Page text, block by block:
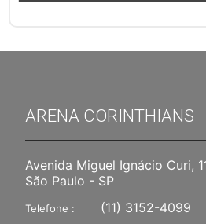
ARENA CORINTHIANS
Avenida Miguel Ignácio Curi,
São Paulo - SP
Telefone : (11) 3152-4099